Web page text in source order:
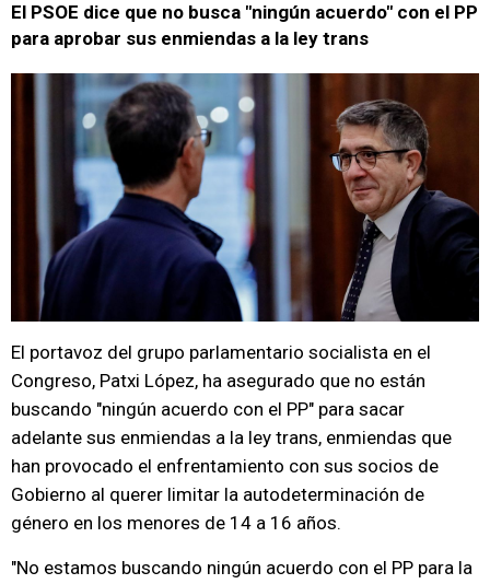
El PSOE dice que no busca "ningún acuerdo" con el PP
para aprobar sus enmiendas a la ley trans
El portavoz del grupo parlamentario socialista en el
Congreso, Patxi López, ha asegurado que no están
buscando "ningún acuerdo con el PP" para sacar
adelante sus enmiendas a la ley trans, enmiendas que
han provocado el enfrentamiento con sus socios de
Gobierno al querer limitar la autodeterminación de
género en los menores de 14 a 16 años.
"No estamos buscando ningún acuerdo con el PP para la